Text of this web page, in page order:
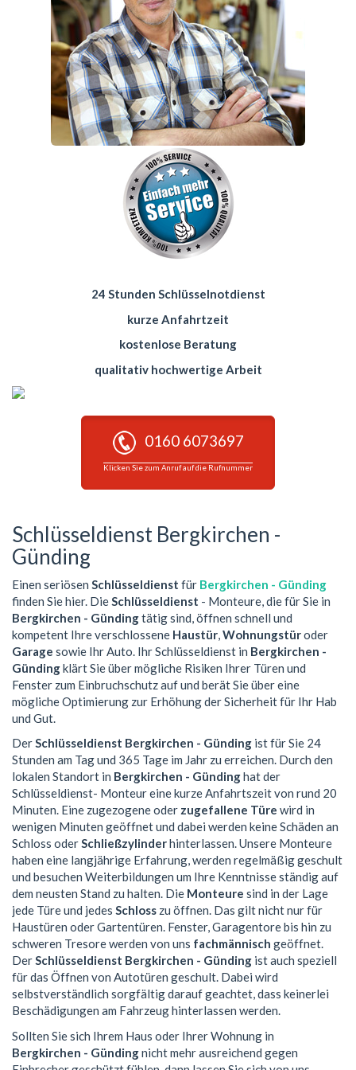
24 Stunden Schlüsselnotdienst
kurze Anfahrtzeit
kostenlose Beratung
qualitativ hochwertige Arbeit
0160 6073697
Klicken Sie zum Anruf auf die Rufnummer
Schlüsseldienst Bergkirchen -
Günding
Einen seriösen Schlüsseldienst für Bergkirchen - Günding
finden Sie hier. DieSchlüsseldienst - Monteure, die für Sie in
Bergkirchen - Gündingtätig sind, öffnen schnell und
kompetent Ihre verschlossene Haustür,Wohnungstüroder
Garage sowie Ihr Auto. Ihr Schlüsseldienst in Bergkirchen -
Gündingklärt Sie über mögliche Risiken Ihrer Türen und
Fenster zum Einbruchschutz auf und berät Sie über eine
mögliche Optimierung zur Erhöhung der Sicherheit für Ihr Hab
und Gut.
DerSchlüsseldienst Bergkirchen - Günding ist für Sie 24
Stunden am Tag und 365 Tage im Jahr zu erreichen. Durch den
lokalen Standort in Bergkirchen - Gündinghat der
Schlüsseldienst- Monteur eine kurze Anfahrtszeit von rund 20
Minuten. Eine zugezogene oder zugefallene Türe wird in
wenigen Minuten geöffnet und dabei werden keine Schäden an
Schloss oderSchließzylinderhinterlassen. Unsere Monteure
haben eine langjährige Erfahrung, werden regelmäßig geschult
und besuchen Weiterbildungen um Ihre Kenntnisse ständig auf
dem neusten Stand zu halten. Die Monteure sind in der Lage
jede Türe und jedes Schloss zu öffnen. Das gilt nicht nur für
Haustüren oder Gartentüren. Fenster, Garagentore bis hin zu
schweren Tresore werden von uns fachmännisch geöffnet.
DerSchlüsseldienst Bergkirchen - Günding ist auch speziell
für das Öffnen von Autotüren geschult. Dabei wird
selbstverständlich sorgfältig darauf geachtet, dass keinerlei
Beschädigungen am Fahrzeug hinterlassen werden.
Sollten Sie sich Ihrem Haus oder Ihrer Wohnung in
Bergkirchen - Gündingnicht mehr ausreichend gegen